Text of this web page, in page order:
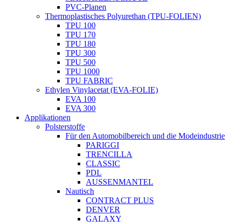
PVC-Planen
Thermoplastisches Polyurethan (TPU-FOLIEN)
TPU 100
TPU 170
TPU 180
TPU 300
TPU 500
TPU 1000
TPU FABRIC
Ethylen Vinylacetat (EVA-FOLIE)
EVA 100
EVA 300
Applikationen
Polsterstoffe
Für den Automobilbereich und die Modeindustrie
PARIGGI
TRENCILLA
CLASSIC
PDL
AUSSENMANTEL
Nautisch
CONTRACT PLUS
DENVER
GALAXY